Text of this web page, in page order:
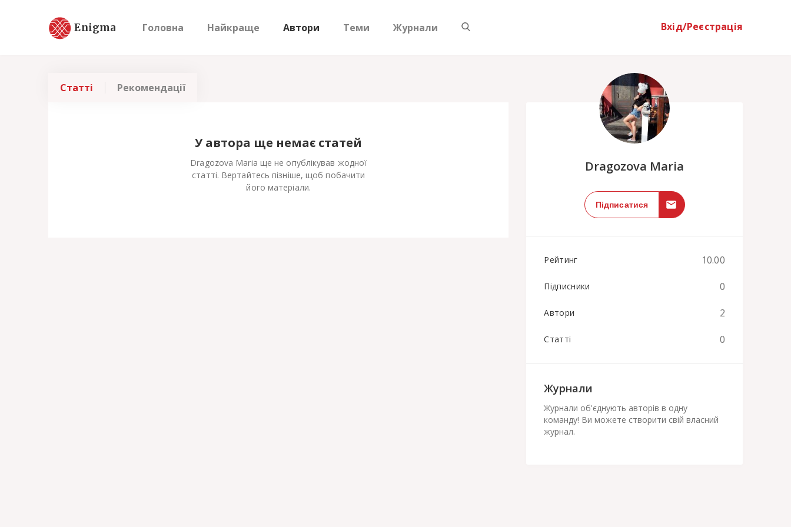
Enigma Головна Найкраще Автори Теми Журнали Вхід/Реєстрація
Dragozova Maria
Підписатися
Рейтинг 10.00
Підписники 0
Автори 2
Статті 0
Журнали
Журнали об'єднують авторів в одну
команду! Ви можете створити свій власний
журнал.
Статті Рекомендації
У автора ще немає статей
Dragozova Maria ще не опублікував жодної
статті. Вертайтесь пізніше, щоб побачити
його матеріали.